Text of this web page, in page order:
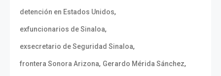
detención en Estados Unidos,
exfuncionarios de Sinaloa,
exsecretario de Seguridad Sinaloa,
frontera Sonora Arizona, Gerardo Mérida Sánchez,